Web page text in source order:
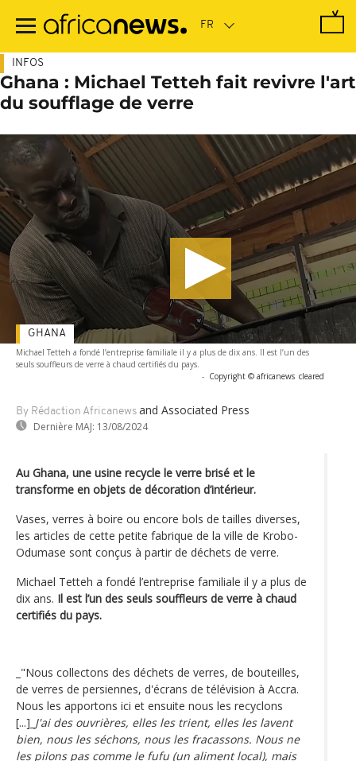
contenu
INFOS
Ghana : Michael Tetteh fait revivre l'art
du soufflage de verre
Michael Tetteh a fondé l’entreprise familiale il y a plus de dix ans. Il est l’un des
seuls souffleurs de verre à chaud certifiés du pays.
- Copyright © africanews cleared
By Rédaction Africanews and Associated Press
Dernière MAJ: 13/08/2024
GHANA
Au Ghana, une usine recycle le verre brisé et le
transforme en objets de décoration d’intérieur.
Vases, verres à boire ou encore bols de tailles diverses,
les articles de cette petite fabrique de la ville de Krobo-
Odumase sont conçus à partir de déchets de verre.
Michael Tetteh a fondé l’entreprise familiale il y a plus de
dix ans. Il est l’un des seuls souffleurs de verre à chaud
certifiés du pays.
_"Nous collectons des déchets de verres, de bouteilles,
de verres de persiennes, d'écrans de télévision à Accra.
Nous les apportons ici et ensuite nous les recyclons
[...]_ J'ai des ouvrières, elles les trient, elles les lavent
bien, nous les séchons, nous les fracassons. Nous ne
les pilons pas comme le fufu (un aliment local), mais